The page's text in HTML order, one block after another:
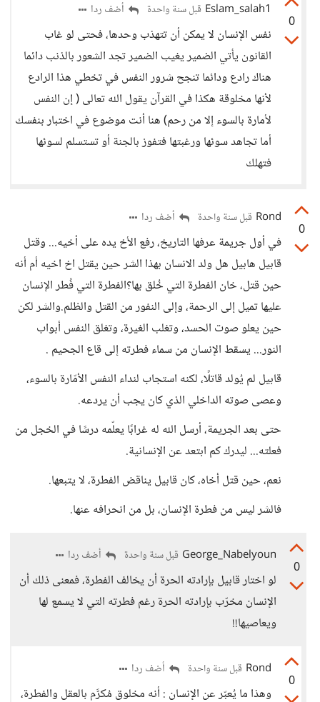
0
Eslam_salah1 قبل سنة واحدة أضف ردا
نفس الإنسان لا يمكن أن تتهذب وحدها، فحتى لو غاب
القانون يأتي الضمير يغيب الضمير تجد الشعور بالذنب دائما
هناك رادع ودائما تنجح شرور النفس في تخطي هذا الرادع
لأنها مخلوقة هكذا في القرآن يقول الله تعالى ( إن النفس
لأمارة بالسوء إلا من رحم) هنا أنت موضوع في اختبار بنفسك
أما تجاهد سوئها ورغبتها فتفوز بالجنة أو تستسلم لسوئها
فتهلك
0
Rond قبل سنة واحدة أضف ردا
في أول جريمة عرفها التاريخ، رفع الأخ يده على أخيه... وقتل
قابيل هابيل هل ولد الانسان بهذا الشر حين يقتل اخ اخيه أم أنه
حين قتل، خان الفطرة التي خُلق بها؟الفطرة التي فُطر الإنسان
عليها تميل إلى الرحمة، وإلى النفور من القتل والظلم.والشر لكن
حين يعلو صوت الحسد، وتغلب الغيرة، وتغلق النفس أبواب
النور... يسقط الإنسان من سماء فطرته إلى قاع الجحيم .
قابيل لم يُولد قاتلًا، لكنه استجاب لنداء النفس الأمّارة بالسوء،
وعصى صوته الداخلي الذي كان يجب أن يردعه.
حتى بعد الجريمة، أرسل الله له غرابًا يعلّمه درسًا في الخجل من
فعلته... ليدرك كم ابتعد عن الإنسانية.
نعم، حين قتل أخاه، كان قابيل يناقض الفطرة، لا يتبعها.
فالشر ليس من فطرة الإنسان، بل من انحرافه عنها.
0
George_Nabelyoun قبل سنة واحدة أضف ردا
لو اختار قابيل بإرادته الحرة أن يخالف الفطرة، فمعنى ذلك أن
الإنسان مخرّب بإرادته الحرة رغم فطرته التي لا يسمع لها
ويعاصيها!!
0
Rond قبل سنة واحدة أضف ردا
وهذا ما يُعبّر عن الإنسان : أنه مخلوق مُكرَّم بالعقل والفطرة،